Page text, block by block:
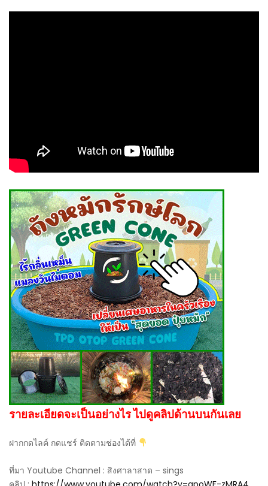
รายละเอียดจะเป็นอย่างไร ไปดูคลิปด้านบนกันเลย
ฝากกดไลค์ กดแชร์ ติดตามช่องได้ที่
ที่มา Youtube Channel : สิงศาลาสาด – sings